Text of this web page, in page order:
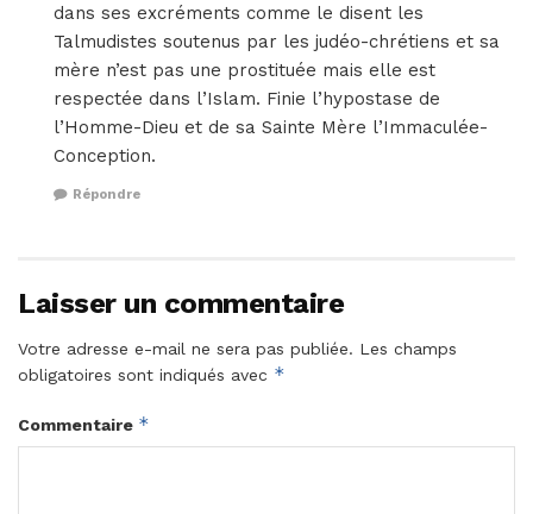
dans ses excréments comme le disent les
Talmudistes soutenus par les judéo-chrétiens et sa
mère n’est pas une prostituée mais elle est
respectée dans l’Islam. Finie l’hypostase de
l’Homme-Dieu et de sa Sainte Mère l’Immaculée-
Conception.
Répondre
Laisser un commentaire
Votre adresse e-mail ne sera pas publiée. Les champs
obligatoires sont indiqués avec *
Commentaire *